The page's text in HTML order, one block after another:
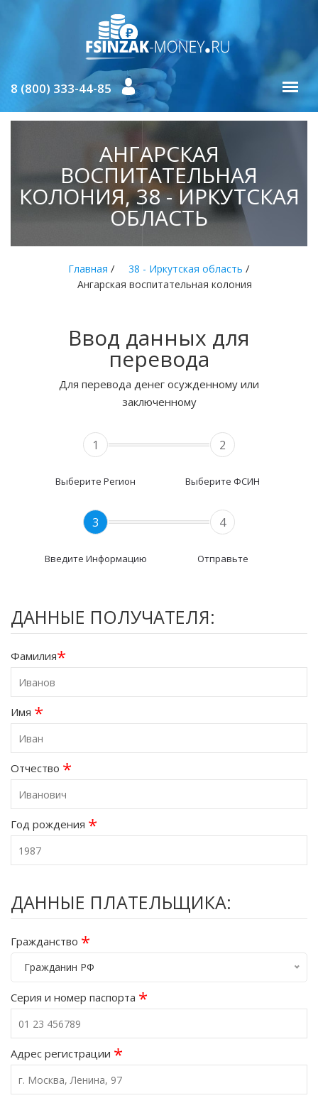
8 (800) 333-44-85
АНГАРСКАЯ
ВОСПИТАТЕЛЬНАЯ
КОЛОНИЯ, 38 - ИРКУТСКАЯ
ОБЛАСТЬ
Главная / 38 - Иркутская область /
Ангарская воспитательная колония
Ввод данных для
перевода
Для перевода денег осужденному или
заключенному
1
Выберите Регион
2
Выберите ФСИН
3
Введите Информацию
4
Отправьте
ДАННЫЕ ПОЛУЧАТЕЛЯ:
Фамилия*
Имя *
Отчество *
Год рождения *
ДАННЫЕ ПЛАТЕЛЬЩИКА:
Гражданство *
Гражданин РФ
Серия и номер паспорта *
Адрес регистрации *